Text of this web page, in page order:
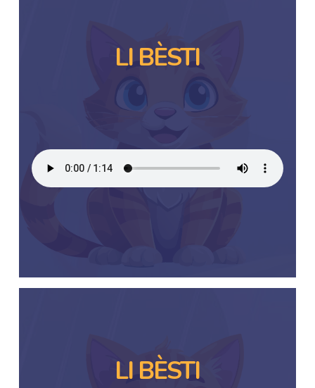
LI BÈSTI
LI BÈSTI